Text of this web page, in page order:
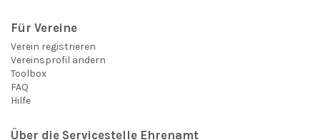
Für Vereine
Verein registrieren
Vereinsprofil ändern
Toolbox
FAQ
Hilfe
Über die Servicestelle Ehrenamt